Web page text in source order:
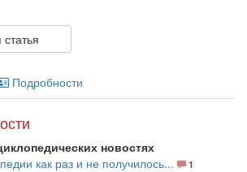
Подробности
новостях
как раз и не получилось... 1